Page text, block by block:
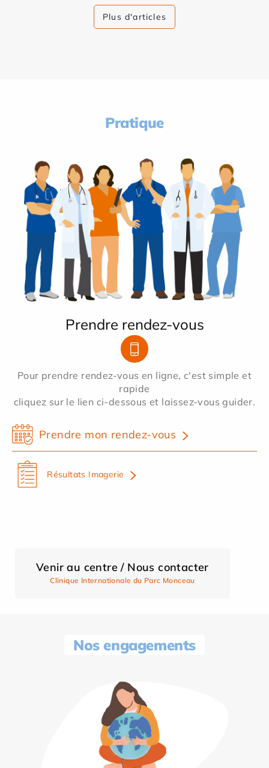
Plus d'articles
Pratique
Prendre rendez-vous
Pour prendre rendez-vous en ligne, c'est simple et
rapide
cliquez sur le lien ci-dessous et laissez-vous guider.
Prendre mon rendez-vous
Résultats Imagerie
Venir au centre / Nous contacter
Clinique Internationale du Parc Monceau
Nos engagements